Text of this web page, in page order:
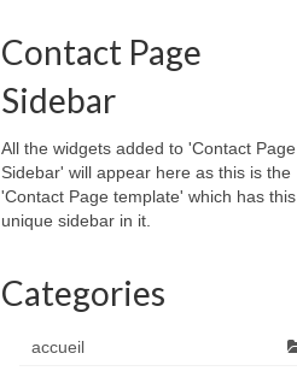
Contact Page
Sidebar
All the widgets added to 'Contact Page
Sidebar' will appear here as this is the
'Contact Page template' which has this
unique sidebar in it.
Categories
accueil